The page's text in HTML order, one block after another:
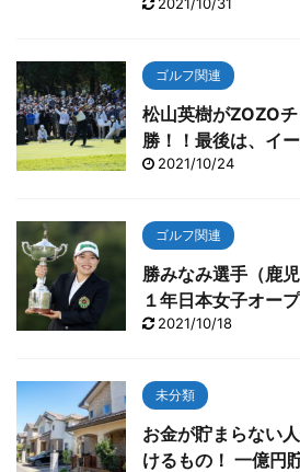
ゴルフ関連
松山英樹がZOZO
勝！！最後は、イ
2021/10/24
ゴルフ関連
勝みなみ選手（鹿
１年日本女子オー
2021/10/18
未分類
お金が貯まらない
けるもの！ 一億円